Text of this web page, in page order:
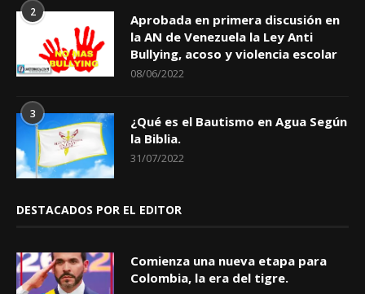
2
Aprobada en primera discusión en
la AN de Venezuela la Ley Anti
Bullying, acoso y violencia escolar
08/06/2022
3
¿Qué es el Bautismo en Agua Según
la Biblia.
31/07/2022
DESTACADOS POR EL EDITOR
Comienza una nueva etapa para
Colombia, la era del tigre.